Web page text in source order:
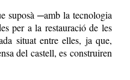
suposà ─amb la tecnologia
per a la restauració de les
situat entre elles, ja que,
del castell, es construiren